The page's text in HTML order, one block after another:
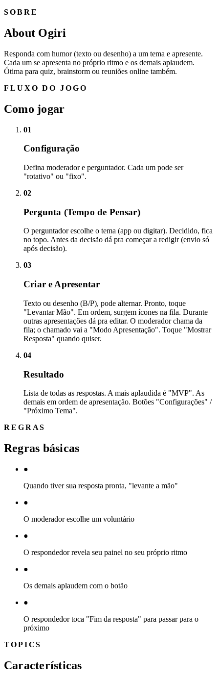
SOBRE
About Ogiri
Responda com humor (texto ou desenho) a um tema e apresente.
Cada um se apresenta no próprio ritmo e os demais aplaudem.
Ótima para quiz, brainstorm ou reuniões online também.
FLUXO DO JOGO
Como jogar
01
Configuração
Defina moderador e perguntador. Cada um pode ser
"rotativo" ou "fixo".
02
Pergunta (Tempo de Pensar)
O perguntador escolhe o tema (app ou digitar). Decidido, fica
no topo. Antes da decisão dá pra começar a redigir (envio só
após decisão).
03
Criar e Apresentar
Texto ou desenho (B/P), pode alternar. Pronto, toque
"Levantar Mão". Em ordem, surgem ícones na fila. Durante
outras apresentações dá pra editar. O moderador chama da
fila; o chamado vai a "Modo Apresentação". Toque "Mostrar
Resposta" quando quiser.
04
Resultado
Lista de todas as respostas. A mais aplaudida é "MVP". As
demais em ordem de apresentação. Botões "Configurações" /
"Próximo Tema".
REGRAS
Regras básicas
●
Quando tiver sua resposta pronta, "levante a mão"
●
O moderador escolhe um voluntário
●
O respondedor revela seu painel no seu próprio ritmo
●
Os demais aplaudem com o botão
●
O respondedor toca "Fim da resposta" para passar para o
próximo
TOPICS
Características